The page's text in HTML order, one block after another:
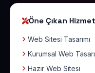
Öne Çıkan
Web Sitesi Tasarımı
Kurumsal Web
Hazır Web Sitesi